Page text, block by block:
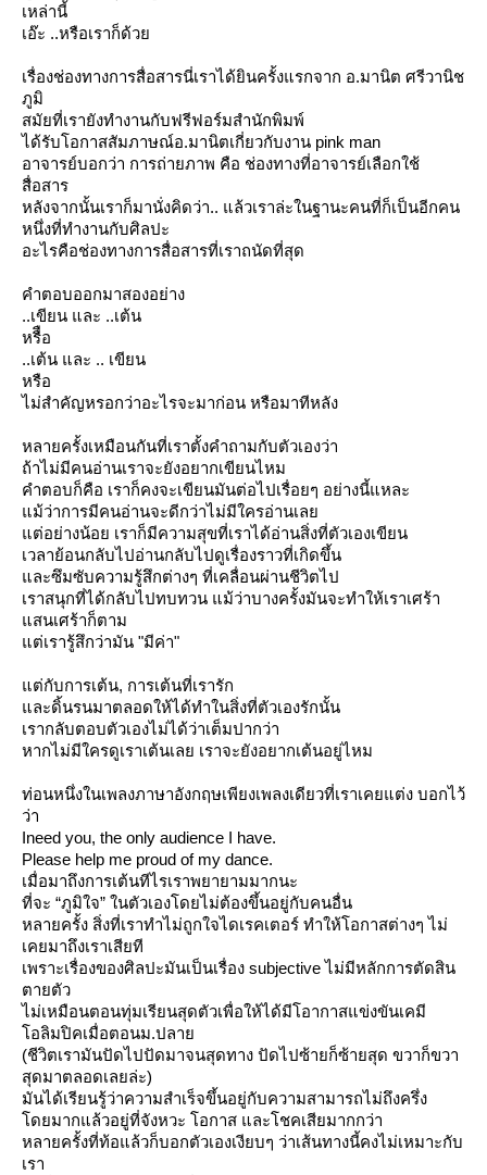
เหล่านี้
เอ๊ะ ..หรือเราก็ด้ว
เรื่องช่องทางการสื่อสารนี่เราได้ยินครั้งแรกจาก อ.มานิต ศรีวานิช
ภูมิ
สมัยที่เรายังทำงานกับฟรีฟอร์มสำนักพิมพ์
ได้รับโอกาสสัมภาษณ์อ.มานิตเกี่ยวกับงาน pink man
อาจารย์บอกว่า การถ่ายภาพ คือ ช่องทางที่อาจารย์เลือกใช้
สื่อสาร
หลังจากนั้นเราก็มานั่งคิดว่า.. แล้วเราล่ะในฐานะคนที่ก็เป็นอีกคน
หนึ่งที่ทำงานกับศิลปะ
อะไรคือช่องทางการสื่อสารที่เราถนัดที่สุด
คำตอบออกมาสองอย่าง
..เขียน และ ..เต้น
หรืือ
..เต้น และ .. เขียน
หรือ
ไม่สำคัญหรอกว่าอะไรจะมาก่อน หรือมาทีหลัง
หลายครั้งเหมือนกันที่เราตั้งคำถามกับตัวเองว่า
ถ้าไม่มีคนอ่านเราจะยังอยากเขียนไหม
คำตอบก็คือ เราก็คงจะเขียนมันต่อไปเรื่อยๆ อย่างนี้แหละ
ม้ว่าการมีคนอ่านจะดีกว่าไม่มีใครอ่านเล
ต่อย่างน้อย เราก็มีความสุขที่เราได้อ่านสิ่งที่ตัวเองเขียน
เวลาย้อนกลับไปอ่านกลับไปดูเรื่องราวที่เกิดขึ้น
ละซึมซับความรู้สึกต่างๆ ที่เคลื่อนผ่านชีวิตไป
เราสนุกที่ได้กลับไปทบทวน แม้ว่าบางครั้งมันจะทำให้เราเศร้า
สนเศร้าก็ตาม
ต่เรารู้สึกว่ามัน "มีค่า"
ต่กับการเต้น, การเต้นที่เรารัก
ละดิ้นรนมาตลอดให้ได้ทำในสิ่งที่ตัวเองรักนั้น
เรากลับตอบตัวเองไม่ได้ว่าเต็มปากว่า
หากไม่มีใครดูเราเต้นเลย เราจะยังอยากเต้นอยู่ไหม
ท่อนหนึ่งในเพลงภาษาอังกฤษเพียงเพลงเดียวที่เราเคยแต่ง บอกไว้
ว่า
Ineed you, the only audience I have.
Please help me proud of my dance.
เมื่อมาถึงการเต้นทีไรเราพยายามมากนะ
ที่จะ “ภูมิใจ” ในตัวเองโดยไม่ต้องขึ้นอยู่กับคนอื่น
หลายครั้ง สิ่งที่เราทำไม่ถูกใจไดเรคเตอร์ ทำให้โอกาสต่างๆ ไม่
เคยมาถึงเราเสียที
เพราะเรื่องของศิลปะมันเป็นเรื่อง subjective ไม่มีหลักการตัดสิน
ตายตัว
ไม่เหมือนตอนทุ่มเรียนสุดตัวเพื่อให้ได้มีโอากาสแข่งขันเคมี
อลิมปิคเมื่อตอนม.ปลา
(ชีวิตเรามันปัดไปปัดมาจนสุดทาง ปัดไปซ้ายก็ซ้ายสุด ขวาก็ขวา
สุดมาตลอดเลยล่ะ)
มันได้เรียนรู้ว่าความสำเร็จขึ้นอยู่กับความสามารถไม่ถึงครึ่ง
ดยมากแล้วอยู่ที่จังหวะ โอกาส และโชคเสียมากกว่า
หลายครั้งที่ท้อแล้วก็บอกตัวเองเงียบๆ ว่าเส้นทางนี้คงไม่เหมาะกับ
เรา